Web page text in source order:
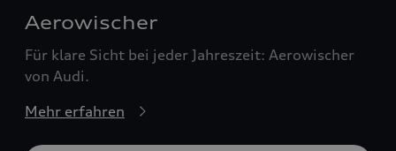
Aerowischer
Für klare Sicht bei jeder Jahreszeit: Aerowischer
von Audi.
Mehr erfahren